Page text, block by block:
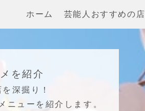
ホーム 芸能人おすすめの店
を紹介
深掘り！
ニューを紹介します。